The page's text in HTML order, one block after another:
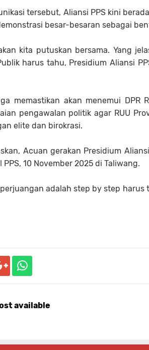
tersebut, Aliansi PPS kini
besar-besaran sebagai
kita putuskan bersama. Yang
harus tahu, Presidium Aliansi
memastikan akan menemui DPR
pengawalan politik agar RUU
elite dan birokrasi.
Acuan gerakan Presidium
PPS, 10 November 2025 di Taliwang.
adalah step by step
available